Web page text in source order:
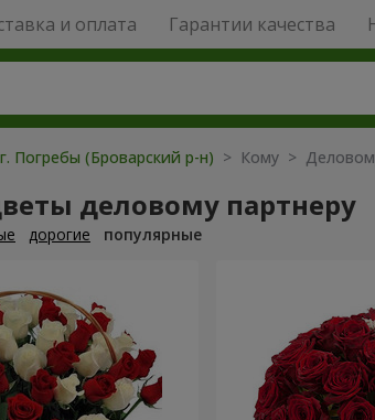
и оплата Гарантии качества
Погребы (Броварский р-н) > Кому >
деловому партнеру
дорогие популярные